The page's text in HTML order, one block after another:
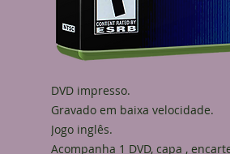
DVD impresso.
Gravado em baixa velocidade.
Jogo inglês.
Acompanha 1 DVD, capa ,